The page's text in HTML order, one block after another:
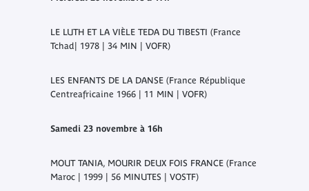
LE LUTH ET LA VIÈLE TEDA DU TIBESTI (France
Tchad| 1978 | 34 MIN | VOFR)
LES ENFANTS DE LA DANSE(France République
Centreafricaine 1966 | 11 MIN | VOFR)
Samedi 23 novembre à 16h
MOUT TANIA, MOURIR DEUX FOISFRANCE (France
Maroc | 1999 | 56 MINUTES | VOSTF)